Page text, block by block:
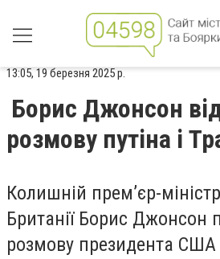
13:05, 19 березня 2025 р.
Борис Джонсон
розмову путіна і
Колишній прем’єр-
Британії Борис Джонсон
розмову президента